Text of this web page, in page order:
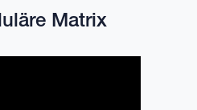
Matrix